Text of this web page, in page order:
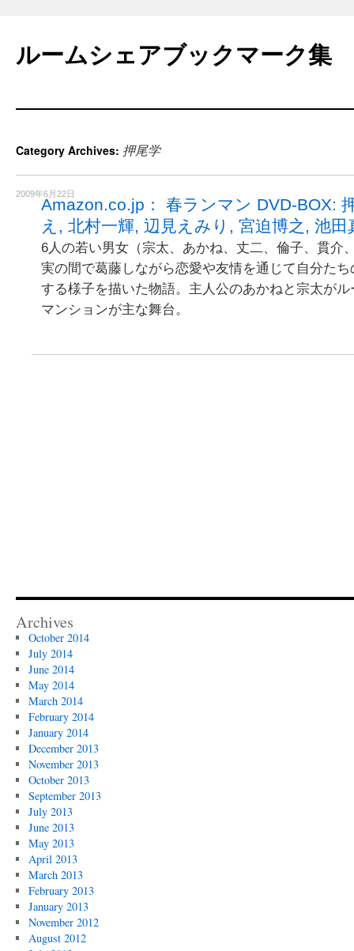
content
ルームシェアブックマーク集
Category Archives: 押尾学
2009年6月22日
Amazon.co.jp： 春ランマン DVD-BOX:
え, 北村一輝, 辺見えみり, 宮迫博之, 池田
6人の若い男女（宗太、あかね、丈二、倫子、貫介
実の間で葛藤しながら恋愛や友情を通じて自分た
する様子を描いた物語。主人公のあかねと宗太が
マンションが主な舞台。
Archives
October 2014
July 2014
June 2014
May 2014
March 2014
February 2014
January 2014
December 2013
November 2013
October 2013
September 2013
July 2013
June 2013
May 2013
April 2013
March 2013
February 2013
January 2013
November 2012
August 2012